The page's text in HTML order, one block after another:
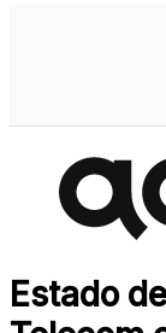
Estado